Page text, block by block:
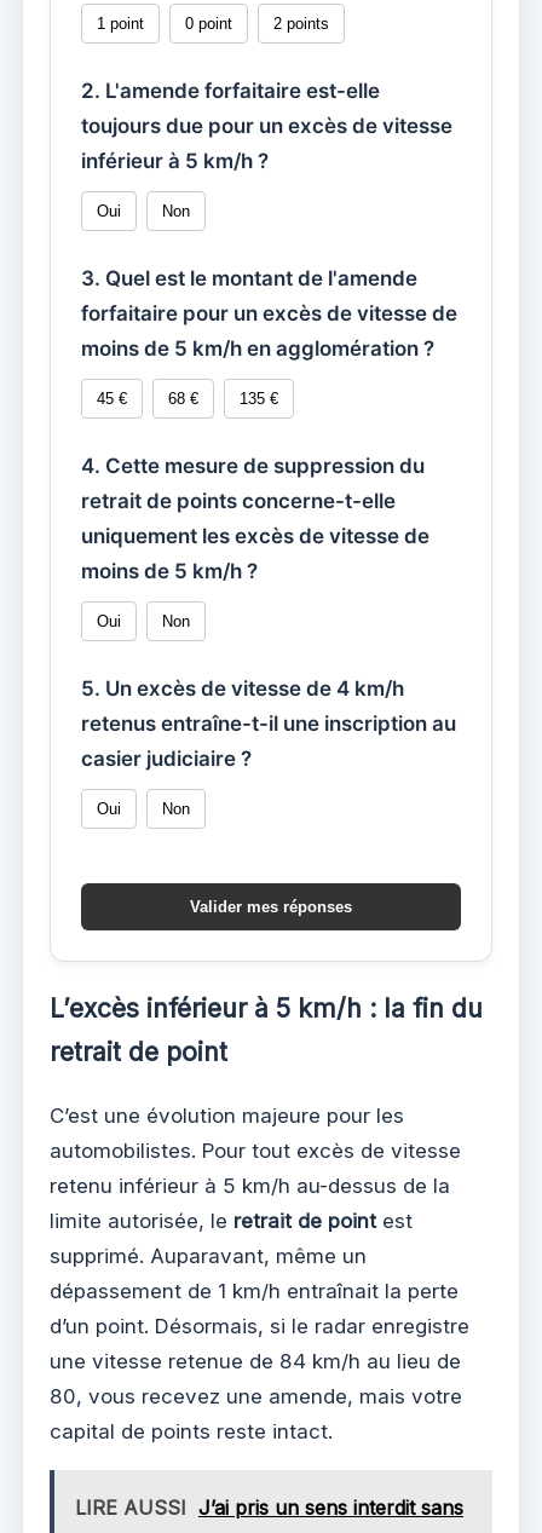
1 point 0 point 2 points
2. L'amende forfaitaire est-elle
toujours due pour un excès de vitesse
inférieur à 5 km/h ?
Oui Non
3. Quel est le montant de l'amende
forfaitaire pour un excès de vitesse de
moins de 5 km/h en agglomération ?
45 € 68 € 135 €
4. Cette mesure de suppression du
retrait de points concerne-t-elle
uniquement les excès de vitesse de
moins de 5 km/h ?
Oui Non
5. Un excès de vitesse de 4 km/h
retenus entraîne-t-il une inscription au
casier judiciaire ?
Oui Non
Valider mes réponses
L’excès inférieur à 5 km/h : la fin du
retrait de point
C’est une évolution majeure pour les
automobilistes. Pour tout excès de vitesse
retenu inférieur à 5 km/h au-dessus de la
limite autorisée, le retrait de pointest
supprimé. Auparavant, même un
dépassement de 1 km/h entraînait la perte
d’un point. Désormais, si le radar enregistre
une vitesse retenue de 84 km/h au lieu de
80, vous recevez une amende, mais votre
capital de points reste intact.
LIRE AUSSI J’ai pris un sens interdit sans